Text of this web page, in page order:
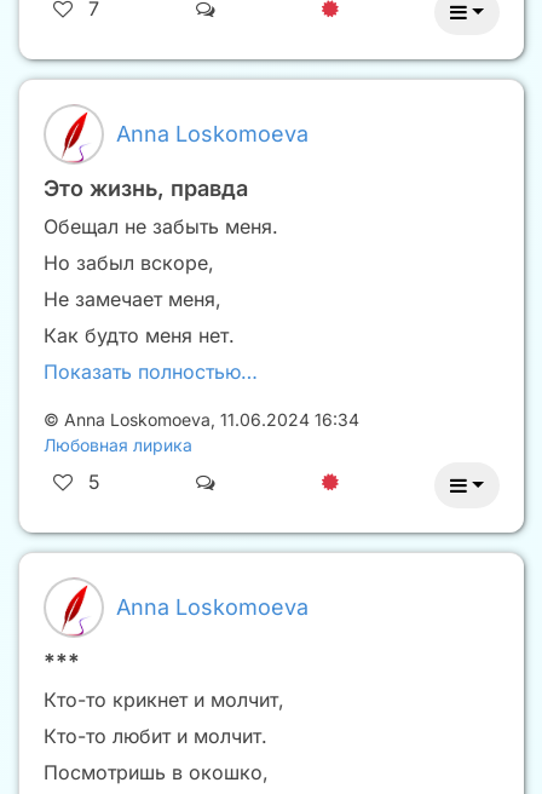
7
Anna Loskomoeva
Это жизнь, правда
Обещал не забыть меня.
Но забыл вскоре,
Не замечает меня,
Как будто меня нет.
Показать полностью…
© Anna Loskomoeva, 11.06.2024 16:34
Любовная лирика
5
Anna Loskomoeva
***
Кто-то крикнет и молчит,
Кто-то любит и молчит.
Посмотришь в окошко,